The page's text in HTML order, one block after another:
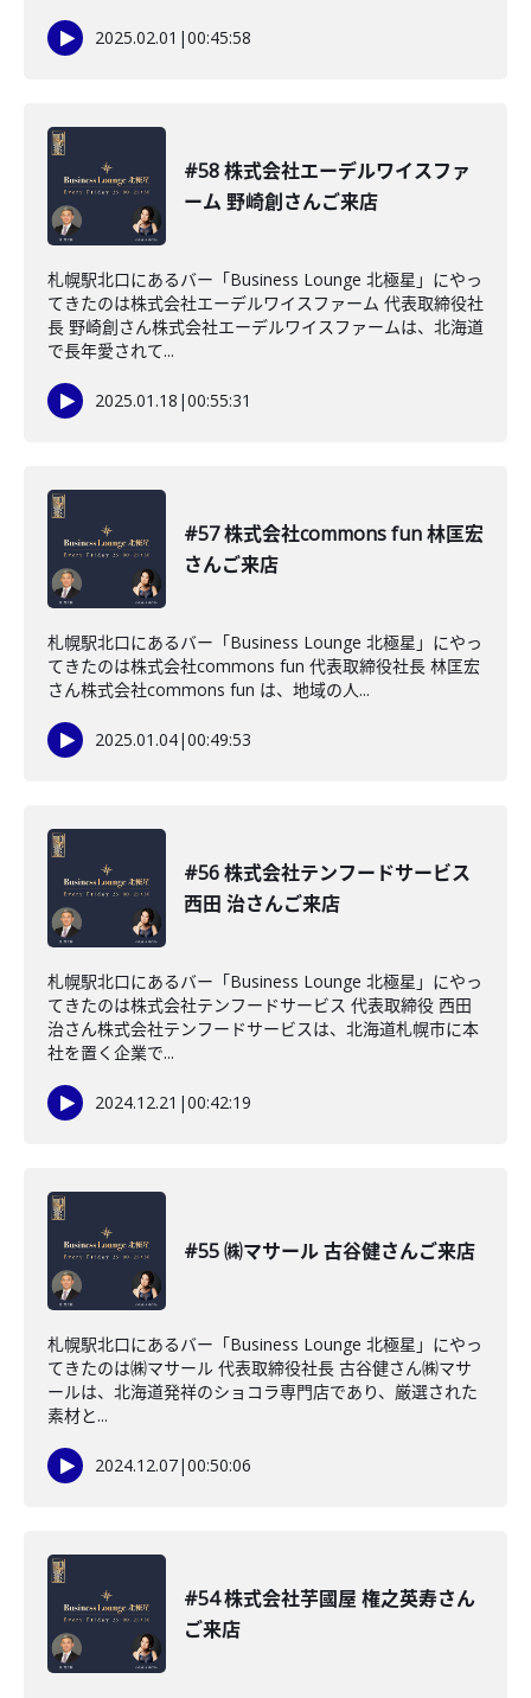
2025.02.01 |00:45:58
#58 株式会社エーデルワイスファ
ーム 野崎創さんご来店
札幌駅北口にあるバー「Business Lounge 北極星」にやっ
てきたのは株式会社エーデルワイスファーム 代表取締役社
長 野崎創さん株式会社エーデルワイスファームは、北海道
で長年愛されて...
2025.01.18 |00:55:31
#57 株式会社commons fun 林匡宏
さんご来店
札幌駅北口にあるバー「Business Lounge 北極星」にやっ
てきたのは株式会社commons fun 代表取締役社長 林匡宏
さん株式会社commons fun は、地域の人...
2025.01.04|00:49:53
#56 株式会社テンフードサービス
西田 治さんご来店
札幌駅北口にあるバー「Business Lounge 北極星」にやっ
てきたのは株式会社テンフードサービス 代表取締役 西田
治さん株式会社テンフードサービスは、北海道札幌市に本
社を置く企業で...
2024.12.21 |00:42:19
#55 ㈱マサール 古谷健さんご来店
札幌駅北口にあるバー「Business Lounge 北極星」にやっ
てきたのは㈱マサール 代表取締役社長 古谷健さん㈱マサ
ールは、北海道発祥のショコラ専門店であり、厳選された
素材と...
2024.12.07|00:50:06
#54 株式会社芋國屋 権之英寿さん
ご来店